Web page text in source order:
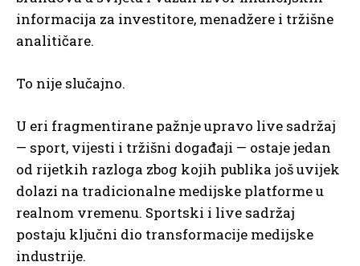
informacija za investitore, menadžere i tržišne
analitičare.
To nije slučajno.
U eri fragmentirane pažnje upravo live sadržaj
— sport, vijesti i tržišni događaji — ostaje jedan
od rijetkih razloga zbog kojih publika još uvijek
dolazi na tradicionalne medijske platforme u
realnom vremenu. Sportski i live sadržaj
postaju ključni dio transformacije medijske
industrije.